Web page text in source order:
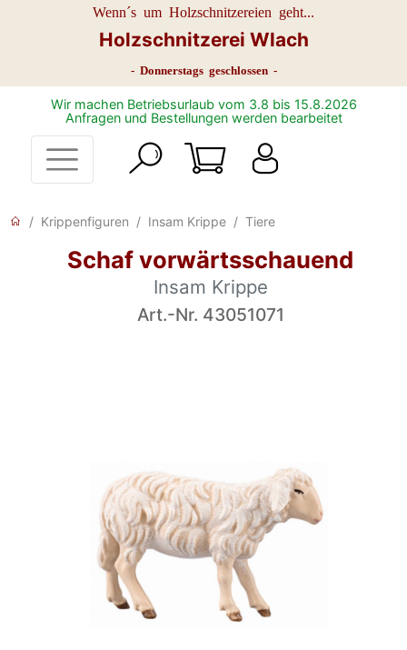
Wenn´s um Holzschnitzereien geht...
Holzschnitzerei Wlach
- Donnerstags geschlossen -
Wir machen Betriebsurlaub vom 3.8 bis 15.8.2026
Anfragen und Bestellungen werden bearbeitet
Krippenfiguren Insam Krippe Tiere
Schaf vorwärtsschauend
Insam Krippe
Art.-Nr. 43051071